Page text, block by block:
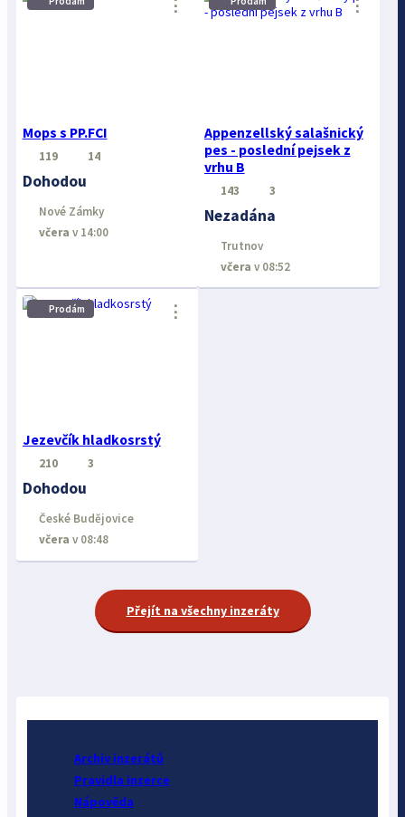
Mops s PP.FCI
⋮
119 14
Dohodou
Nové Zámky
včera v 14:00
Appenzellský salašnický
pes - poslední pejsek z
vrhu B
⋮
143 3
Nezadána
Trutnov
včera v 08:52
Prodám
Jezevčík hladkosrstý
⋮
210 3
Dohodou
České Budějovice
včera v 08:48
Přejít na všechny inzeráty
Archiv inzerátů
Pravidla inzerce
Nápověda